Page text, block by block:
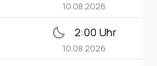
10.08.2026
bedtime 2:00 Uhr
10.08.2026